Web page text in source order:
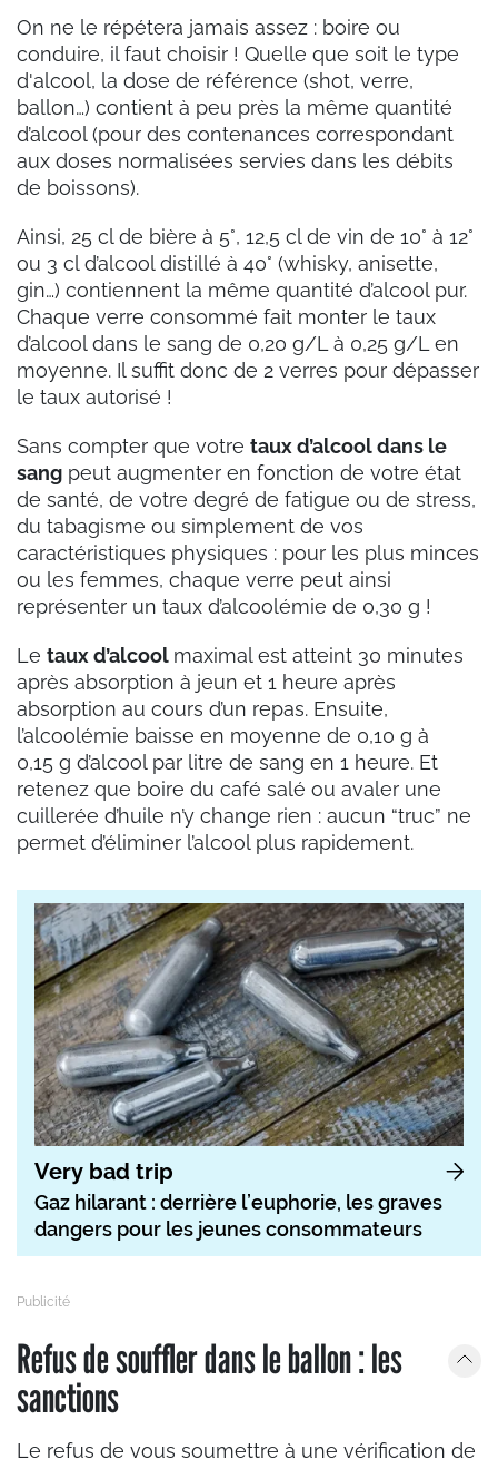
On ne le répétera jamais assez : boire ou
conduire, il faut choisir ! Quelle que soit le type
d'alcool, la dose de référence (shot, verre,
ballon…) contient à peu près la même quantité
d’alcool (pour des contenances correspondant
aux doses normalisées servies dans les débits
de boissons).
Ainsi, 25 cl de bière à 5°, 12,5 cl de vin de 10° à 12°
ou 3 cl d’alcool distillé à 40° (whisky, anisette,
gin…) contiennent la même quantité d’alcool pur.
Chaque verre consommé fait monter le taux
d’alcool dans le sang de 0,20 g/L à 0,25 g/L en
moyenne. Il suffit donc de 2 verres pour dépasser
le taux autorisé !
Sans compter que votre taux d’alcool dans le
sang peut augmenter en fonction de votre état
de santé, de votre degré de fatigue ou de stress,
du tabagisme ou simplement de vos
caractéristiques physiques : pour les plus minces
ou les femmes, chaque verre peut ainsi
représenter un taux d’alcoolémie de 0,30 g !
Le taux d’alcool maximal est atteint 30 minutes
après absorption à jeun et 1 heure après
absorption au cours d’un repas. Ensuite,
l’alcoolémie baisse en moyenne de 0,10 g à
0,15 g d’alcool par litre de sang en 1 heure. Et
retenez que boire du café salé ou avaler une
cuillerée d’huile n’y change rien : aucun “truc” ne
permet d’éliminer l’alcool plus rapidement.
Very bad trip
Gaz hilarant : derrière l’euphorie, les graves
dangers pour les jeunes consommateurs
Refus de souffler dans le ballon : les
sanctions
Le refus de vous soumettre à une vérification de